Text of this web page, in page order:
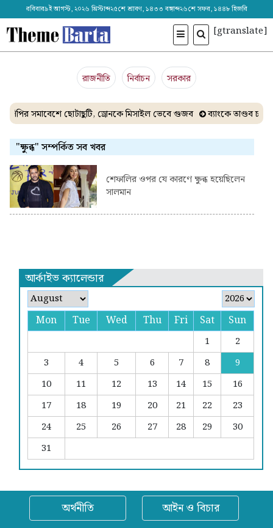
রবিবার৯ই আগস্ট, ২০২৬ খ্রিস্টাব্দ২৫শে শ্রাবণ, ১৪৩৩ বঙ্গাব্দ২৬শে সফর, ১৪৪৮ হিজরি
[gtranslate]
রাজনীতি নির্বাচন সরকার
সমাবেশে ছোটাছুটি, ড্রোনকে মিসাইল ভেবে গুজব ব্যাংকে তাণ্ডব
"ক্ষুব্ধ" সম্পর্কিত সব খবর
শেফালির ওপর যে কারণে ক্ষুব্ধ হয়েছিলেন
সালমান
আর্কাইভ ক্যালেন্ডার
Mon Tue Wed Thu Fri Sat Sun
1
2
3
4 5 6 7 8
9
10
11 12 13 14 15
16
17
18 19 20 21 22
23
24
25 26 27 28 29
30
31
অর্থনীতি আইন ও বিচার